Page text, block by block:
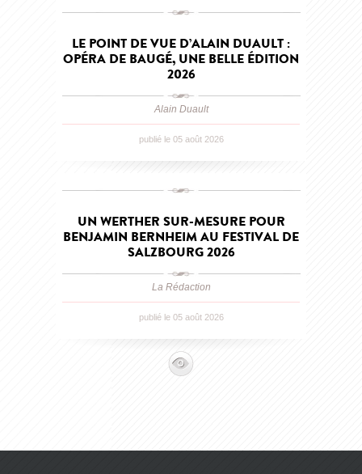
LE POINT DE VUE D’ALAIN DUAULT :
OPÉRA DE BAUGÉ, UNE BELLE ÉDITION
2026
Alain Duault
publié le 05 août 2026
UN WERTHER SUR-MESURE POUR
BENJAMIN BERNHEIM AU FESTIVAL DE
SALZBOURG 2026
La Rédaction
publié le 05 août 2026